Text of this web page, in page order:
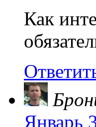
Как
Январь